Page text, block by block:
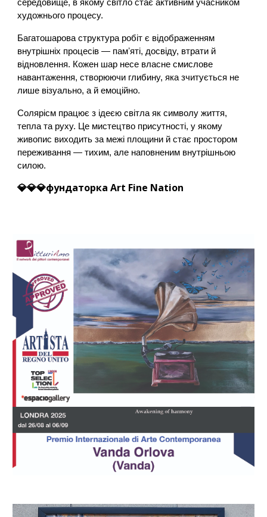
середовище, в якому світло стає активним учасником
художнього процесу.
Багатошарова структура робіт є відображенням
внутрішніх процесів — памʼяті, досвіду, втрати й
відновлення. Кожен шар несе власне смислове
навантаження, створюючи глибину, яка зчитується не
лише візуально, а й емоційно.
Солярісм працює з ідеєю світла як символу життя,
тепла та руху. Це мистецтво присутності, у якому
живопис виходить за межі площини й стає простором
переживання — тихим, але наповненим внутрішньою
силою.
💎💎💎фундаторка Art Fine Nation